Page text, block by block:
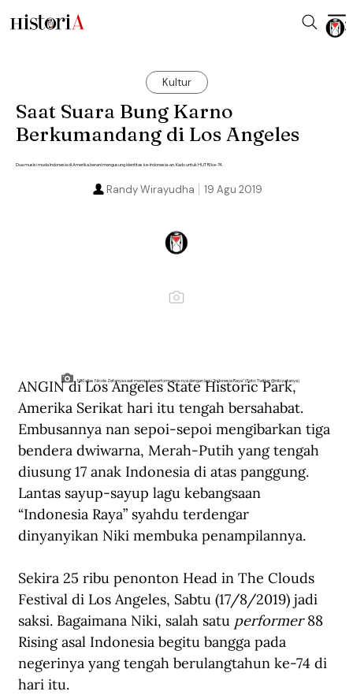
Kultur
Saat Suara Bung Karno
Berkumandang di Los Angeles
Dua musisi muda Indonesia di Amerika berani mengusung identitas ke-Indonesia-an. Kado untuk HUT RI ke-74.
19 Agu 2019
Randy Wirayudha
NIKI alias Nicole Zefanya saat membuka performance-nya dengan lagu "Indonesia Raya" (Foto: Twitter @nikizefanya)
ANGIN di Los Angeles State Historic Park,
Amerika Serikat hari itu tengah bersahabat.
Embusannya nan sepoi-sepoi mengibarkan tiga
bendera dwiwarna, Merah-Putih yang tengah
diusung 17 anak Indonesia di atas panggung.
Lantas sayup-sayup lagu kebangsaan
“Indonesia Raya” syahdu terdengar
dinyanyikan Niki membuka penampilannya.
Sekira 25 ribu penonton Head in The Clouds
Festival di Los Angeles, Sabtu (17/8/2019) jadi
saksi. Bagaimana Niki, salah satu performer 88
Rising asal Indonesia begitu bangga pada
negerinya yang tengah berulangtahun ke-74 di
hari itu.